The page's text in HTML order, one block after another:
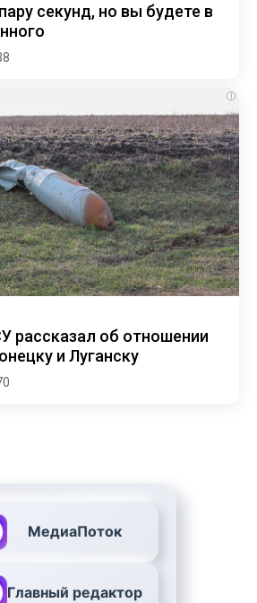
секунд, но вы будете в
i
рассказал об отношении
и Луганску
МедиаПоток
Главный редактор